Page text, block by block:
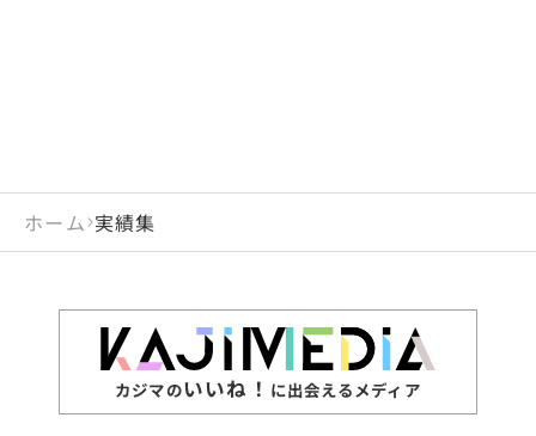
ホーム 実績集
カジマのいいね！ に出会えるメディア